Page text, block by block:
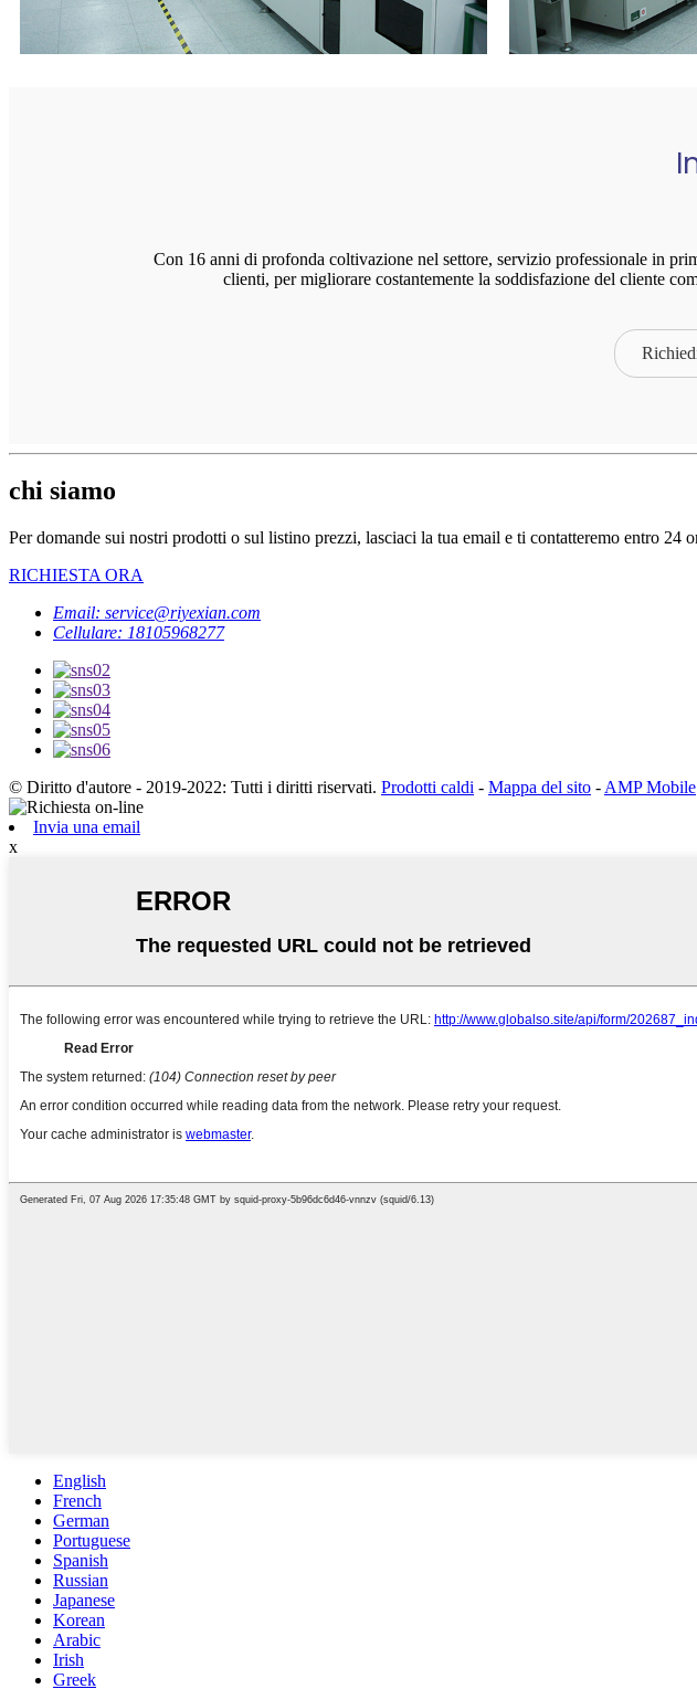
Con 16 anni di profonda coltivazione nel settore, servizio professionale in
clienti, per migliorare costantemente la soddisfazione del cliente
chi siamo
Per domande sui nostri prodotti o sul listino prezzi, lasciaci la tua email e ti contatteremo entro 24
RICHIESTA ORA
Email: service@riyexian.com
Cellulare: 18105968277
© Diritto d'autore - 2019-2022: Tutti i diritti riservati. Prodotti caldi - Mappa del sito - AMP Mobile
Invia una email
x
English
French
German
Portuguese
Spanish
Russian
Japanese
Korean
Arabic
Irish
Greek